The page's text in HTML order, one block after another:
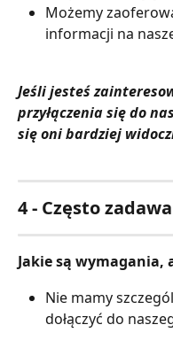
Możemy
informacji na
Jeśli jesteś
przyłączenia się do
się oni bardziej
4 - Często
Jakie są wymagania,
Nie mamy
dołączyć do